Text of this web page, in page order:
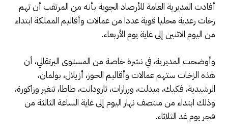
أفادت المديرية العامة للأرصاد الجوية بأنه من المرتقب أن تهم
زخات رعدية محليا قوية عددا من عمالات وأقاليم المملكة ابتداء
من اليوم الاثنين إلى غاية يوم الأربعاء.
وأوضحت المديرية، في نشرة خاصة من المستوى البرتقالي، أن
هذه الزخات ستهم عمالات وأقاليم الحوز، أزيلال، بولمان،
الرشيدية، فكيك، ميدلت، ورزازات، تارودانت، طاطا، تنغير وزاكورة،
وذلك ابتداء من منتصف نهار اليوم إلى غاية الساعة الثالثة من
فجر يوم غد الثلاثاء.